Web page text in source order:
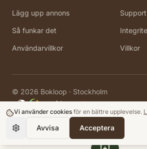
Lägg upp annons
Så funkar det
Användarvillkor
Support
Villkor
© 2026 Bokloop · Stockholm
Vi använder cookies för en bättre upplevelse.
Avvisa Acceptera